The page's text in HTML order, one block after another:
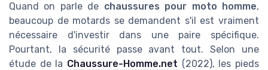
Quand on parle de chaussures pour moto homme,
beaucoup de motards se demandent s'il est vraiment
nécessaire d'investir dans une paire spécifique.
Pourtant, la sécurité passe avant tout. Selon une
étude de la Chaussure-Homme.net (2022), les pieds